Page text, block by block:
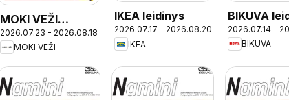
MOKI VEŽI
leidinys
2026.07.23 - 2026.08.18
MOKI VEŽI
IKEA leidinys
2026.07.17 - 2026.08.20
IKEA
BIKUVA
2026.07.14 -
BIKUVA